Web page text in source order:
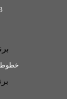
3 أ شارع
خطوط ساخنة: